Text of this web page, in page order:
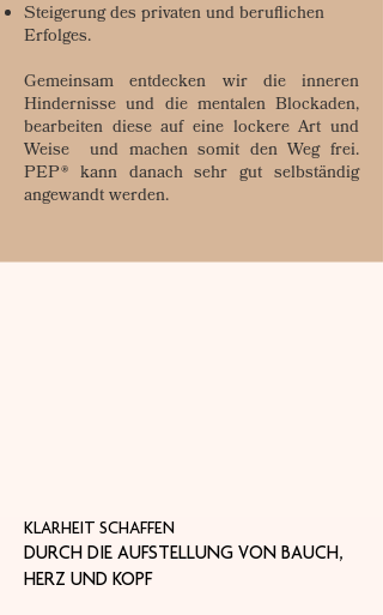
Steigerung des privaten und beruflichen
Erfolges.
Gemeinsam entdecken wir die inneren
Hindernisse und die mentalen Blockaden,
bearbeiten diese auf eine lockere Art und
Weise und machen somit den Weg frei.
PEP® kann danach sehr gut selbständig
angewandt werden.
KLARHEIT SCHAFFEN
DURCH DIE AUFSTELLUNG VON BAUCH,
HERZ UND KOPF